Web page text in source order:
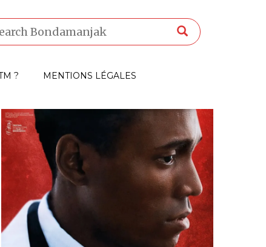
? MENTIONS LÉGALES